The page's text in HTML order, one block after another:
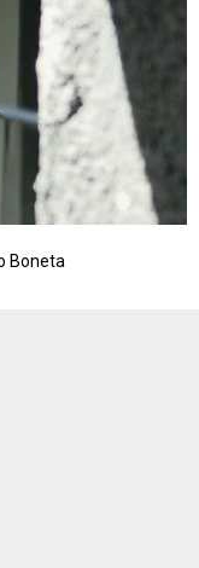
Boneta